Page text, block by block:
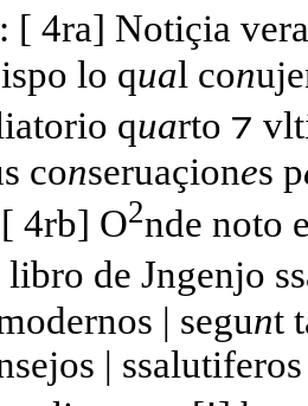
[ 4ra] Notiçia
lo qual con
quarto ⁊
conseruaçiones p
4rb] O2nde noto
libro de Jngenjo
| segunt
|